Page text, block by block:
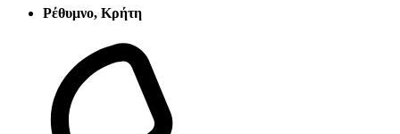
Ρέθυμνο, Κρήτη